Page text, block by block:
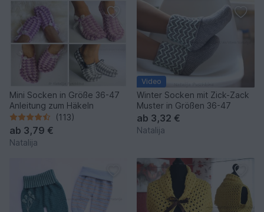
Mini Socken in Größe 36-47
Anleitung zum Häkeln
(113)
ab 3,79 €
Natalija
Video
Winter Socken mit Zick-Zack
Muster in Größen 36-47
ab 3,32 €
Natalija